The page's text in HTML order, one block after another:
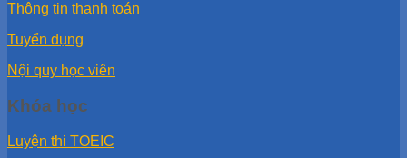
Thông tin thanh toán
Tuyển dụng
Nội quy học viên
Khóa học
Luyện thi TOEIC